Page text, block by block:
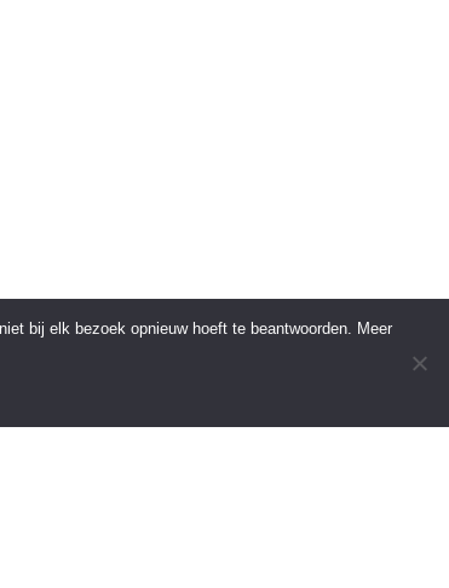
bij elk bezoek opnieuw hoeft te beantwoorden. Meer